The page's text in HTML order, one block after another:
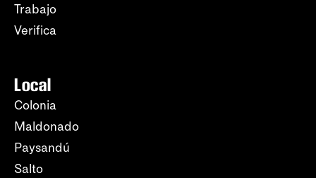
Trabajo
Verifica
Local
Colonia
Maldonado
Paysandú
Salto